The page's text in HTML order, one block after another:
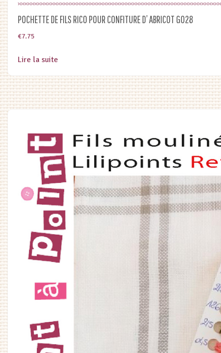
POCHETTE DE FILS RICO POUR CONFITURE D’ ABRICOT G028
€7.75
Lire la suite